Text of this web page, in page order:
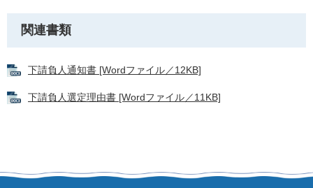
関連書類
下請負人通知書 [Wordファイル／12KB]
下請負人選定理由書 [Wordファイル／11KB]